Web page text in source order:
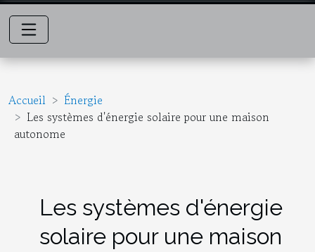
Accueil
Énergie
Les systèmes d'énergie solaire pour une maison
autonome
Les systèmes d'énergie
solaire pour une maison